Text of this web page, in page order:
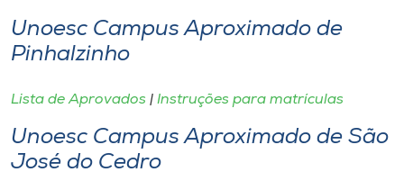
Unoesc Campus Aproximado de
Pinhalzinho
Lista de Aprovados | Instruções para matrículas
Unoesc Campus Aproximado de São
José do Cedro